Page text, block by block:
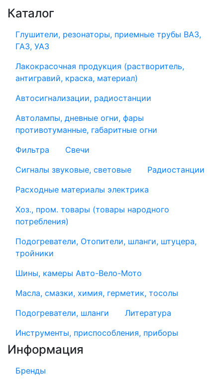
Каталог
Глушители, резонаторы, приемные трубы ВАЗ,
ГАЗ, УАЗ
Лакокрасочная продукция (растворитель,
антигравий, краска, материал)
Автосигнализации, радиостанции
Автолампы, дневные огни, фары
противотуманные, габаритные огни
Фильтра
Свечи
Сигналы звуковые, световые
Радиостанции
Расходные материалы электрика
Хоз., пром. товары (товары народного
потребления)
Подогреватели, Отопители, шланги, штуцера,
тройники
Шины, камеры Авто-Вело-Мото
Масла, смазки, химия, герметик, тосолы
Подогреватели, шланги
Литература
Инструменты, приспособления, приборы
Информация
Бренды